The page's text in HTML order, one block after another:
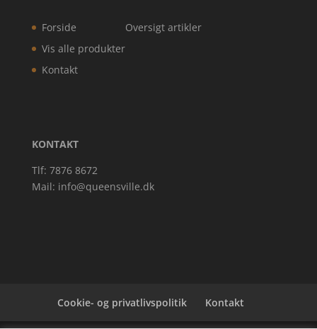
Forside
Vis alle produkter
Kontakt
Oversigt artikler
KONTAKT
Tlf: 7876 8672
Mail: info@queensville.dk
Cookie- og privatlivspolitik Kontakt